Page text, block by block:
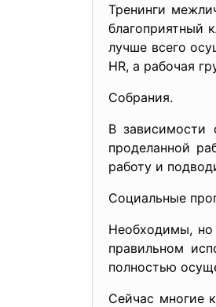
Тренинги
благоприятный
лучше всего
HR, а рабочая
Собрания.
В зависимости
проделанной
работу и
Социальные
Необходимы, но
правильном
полностью
Сейчас многие